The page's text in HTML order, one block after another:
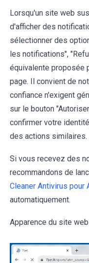
Lorsqu'un site web
d'afficher des
sélectionner des
les notifications",
équivalente proposée
page. Il convient de
confiance n'exigent
sur le bouton
confirmer votre
des actions similaires.
Si vous recevez des
recommandons de
Cleaner Antivirus pour
automatiquement.
Apparence du site